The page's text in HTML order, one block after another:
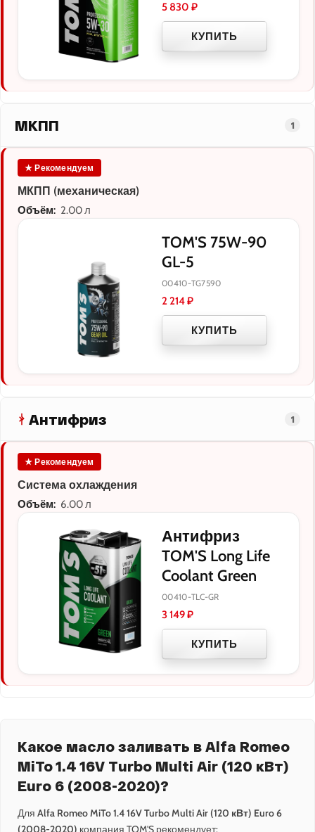
5 830 ₽
КУПИТЬ
МКПП 1
★ Рекомендуем
МКПП (механическая)
Объём: 2.00 л
TOM'S 75W-90
GL-5
00410-TG7590
2 214₽
КУПИТЬ
Антифриз 1
★ Рекомендуем
Система охлаждения
Объём: 6.00 л
Антифриз
TOM'S Long Life
Coolant Green
00410-TLC-GR
3 149₽
КУПИТЬ
Какое масло заливать в Alfa Romeo
MiTo 1.4 16V Turbo Multi Air (120 кВт)
Euro 6 (2008-2020)?
Для Alfa Romeo MiTo 1.4 16V Turbo Multi Air (120 кВт) Euro 6
(2008-2020) компания TOM'S рекомендует: